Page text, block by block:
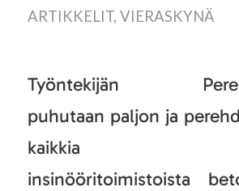
ARTIKKELIT, VIERASKYNÄ
Työntekijän
puhutaan paljon ja
kaikkia
insinööritoimistoista